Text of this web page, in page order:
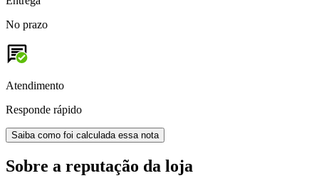
No prazo
Atendimento
Responde rápido
Saiba como foi calculada essa nota
Sobre a reputação da loja